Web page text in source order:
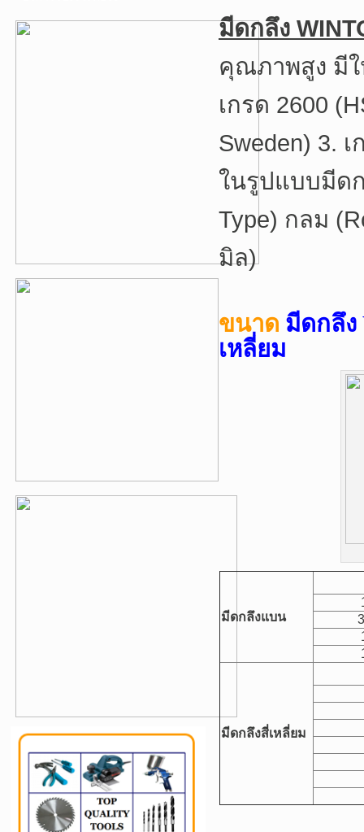
มีดกลึง
คุณภาพสูง มีใ
เกรด 2600
Sweden) 3.
ในรูปแบบมีด
Type) กลม
มิล)
ขนาด มีดกลึง
เหลี่ยม
มีดกลึงแบน
มีดกลึงสี่เหลี่ยม